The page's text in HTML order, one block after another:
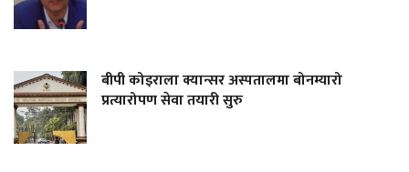
बीपी कोइराला क्यान्सर अस्पतालमा बोनम्यारो
प्रत्यारोपण सेवा तयारी सुरु